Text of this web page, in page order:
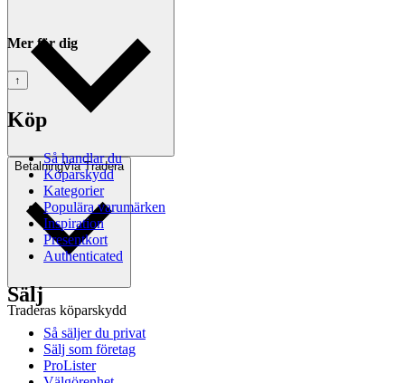
BetalningVia Tradera
Traderas köparskydd
Mer för dig
↑
Köp
Så handlar du
Köparskydd
Kategorier
Populära varumärken
Inspiration
Presentkort
Authenticated
Sälj
Så säljer du privat
Sälj som företag
ProLister